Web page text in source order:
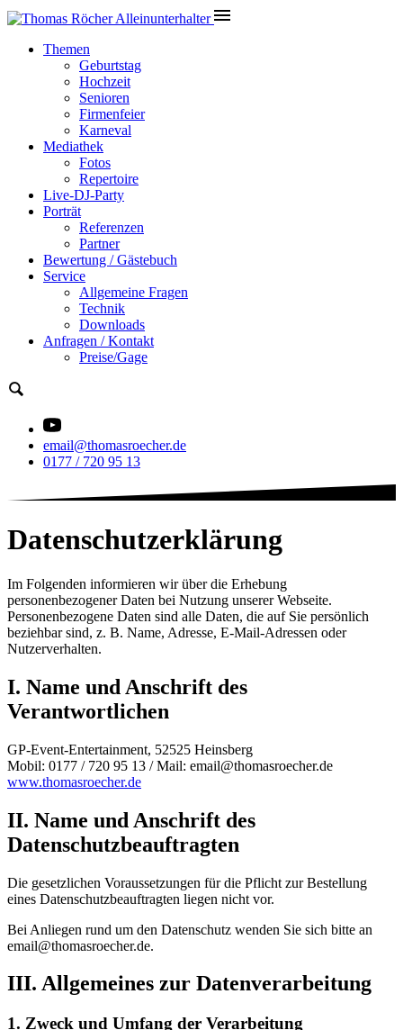
Themen
Geburtstag
Hochzeit
Senioren
Firmenfeier
Karneval
Mediathek
Fotos
Repertoire
Live-DJ-Party
Porträt
Referenzen
Partner
Bewertung / Gästebuch
Service
Allgemeine Fragen
Technik
Downloads
Anfragen / Kontakt
Preise/Gage
email@thomasroecher.de
0177 / 720 95 13
Datenschutzerklärung
Im Folgenden informieren wir über die Erhebung
personenbezogener Daten bei Nutzung unserer Webseite.
Personenbezogene Daten sind alle Daten, die auf Sie persönlich
beziehbar sind, z. B. Name, Adresse, E-Mail-Adressen oder
Nutzerverhalten.
I. Name und Anschrift des
Verantwortlichen
GP-Event-Entertainment, 52525 Heinsberg
Mobil: 0177 / 720 95 13 / Mail: email@thomasroecher.de
www.thomasroecher.de
II. Name und Anschrift des
Datenschutzbeauftragten
Die gesetzlichen Voraussetzungen für die Pflicht zur Bestellung
eines Datenschutzbeauftragten liegen nicht vor.
Bei Anliegen rund um den Datenschutz wenden Sie sich bitte an
email@thomasroecher.de.
III. Allgemeines zur Datenverarbeitung
1. Zweck und Umfang der Verarbeitung